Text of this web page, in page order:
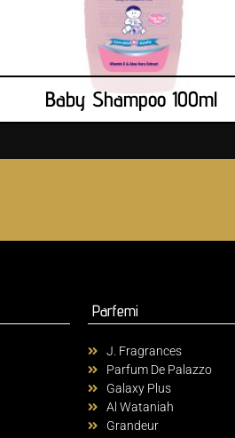
Baby Shampoo 100ml
Parfemi
J. Fragrances
Parfum De Palazzo
Galaxy Plus
Al Wataniah
Grandeur